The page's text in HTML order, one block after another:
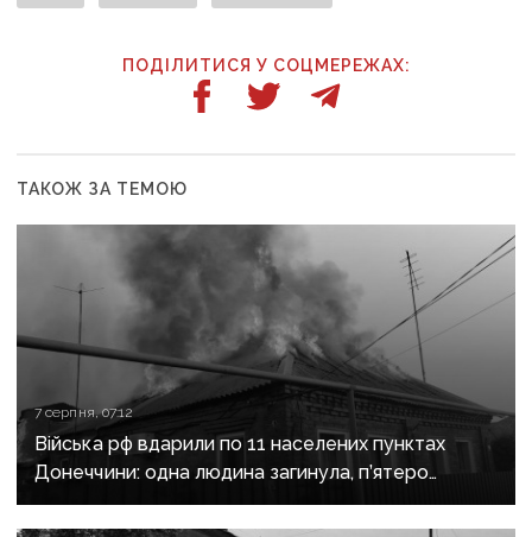
ПОДІЛИТИСЯ У СОЦМЕРЕЖАХ:
ТАКОЖ ЗА ТЕМОЮ
7 серпня, 07:12
Війська рф вдарили по 11 населених пунктах
Донеччини: одна людина загинула, п’ятеро
поранені